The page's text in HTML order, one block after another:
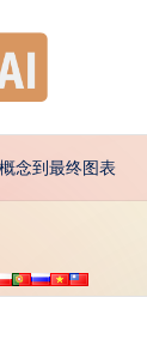
念到最终图表